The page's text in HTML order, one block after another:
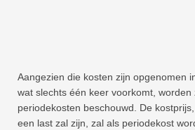
Aangezien die kosten zijn opgenomen
wat slechts één keer voorkomt, worden
periodekosten beschouwd. De
een last zal zijn, zal als periodekost